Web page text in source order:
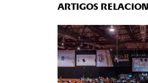
ARTIGOS